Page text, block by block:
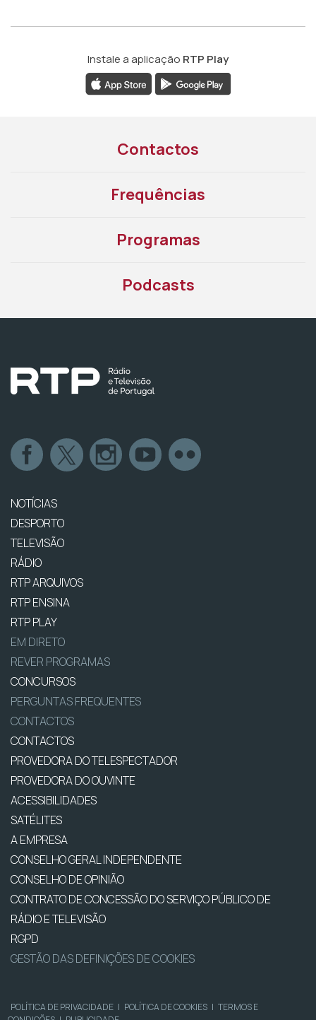
Instale a aplicação RTP Play
Contactos
Frequências
Programas
Podcasts
NOTÍCIAS
DESPORTO
TELEVISÃO
RÁDIO
RTP ARQUIVOS
RTP ENSINA
RTP PLAY
EM DIRETO
REVER PROGRAMAS
CONCURSOS
PERGUNTAS FREQUENTES
CONTACTOS
CONTACTOS
PROVEDORA DO TELESPECTADOR
PROVEDORA DO OUVINTE
ACESSIBILIDADES
SATÉLITES
A EMPRESA
CONSELHO GERAL INDEPENDENTE
CONSELHO DE OPINIÃO
CONTRATO DE CONCESSÃO DO SERVIÇO PÚBLICO DE
RÁDIO E TELEVISÃO
RGPD
GESTÃO DAS DEFINIÇÕES DE COOKIES
POLÍTICA DE PRIVACIDADE | POLÍTICA DE COOKIES | TERMOS E